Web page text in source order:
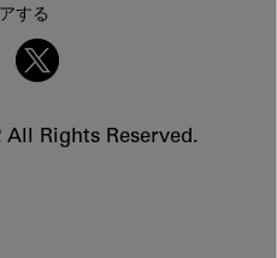
する
All Rights Reserved.